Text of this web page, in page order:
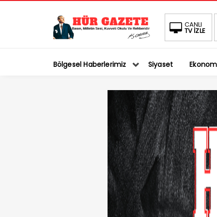
CANLI
TV İZLE
Bölgesel Haberlerimiz Siyaset